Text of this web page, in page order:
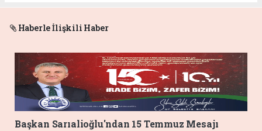
Haberle İlişkili Haber
Başkan Sarıalioğlu'ndan 15 Temmuz Mesajı